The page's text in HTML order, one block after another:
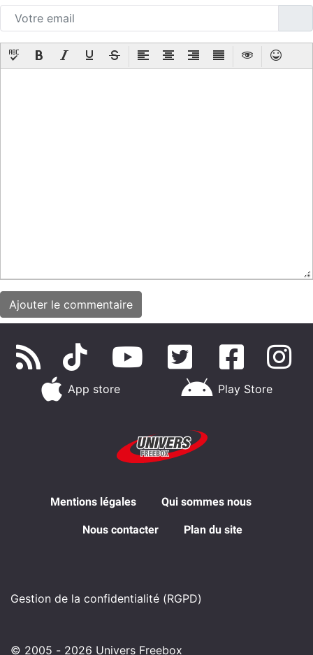
App store Play Store
Mentions légales Qui sommes nous
Nous contacter Plan du site
Gestion de la confidentialité (RGPD)
© 2005 - 2026 Univers Freebox